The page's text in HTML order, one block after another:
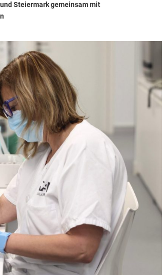
Steiermark gemeinsam mit